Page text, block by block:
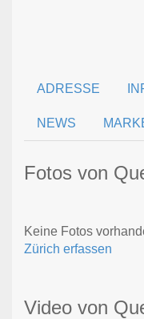
ADRESSE
NEWS
Fotos von
Keine Fotos
Zürich erfassen
Video von